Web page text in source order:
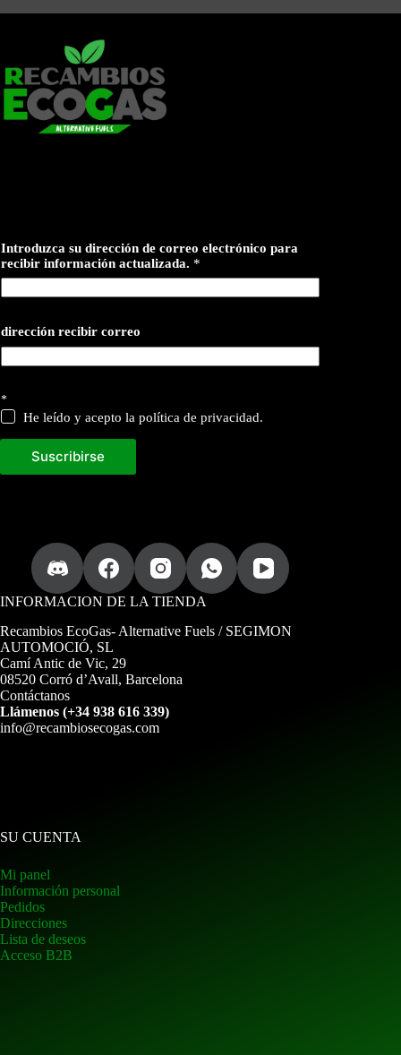
Introduzca su dirección de correo electrónico para
recibir información actualizada. *
dirección recibir correo
*
He leído y acepto la política de privacidad.
Suscribirse
INFORMACION DE LA TIENDA
Recambios EcoGas- Alternative Fuels / SEGIMON
AUTOMOCIÓ, SL
Camí Antic de Vic, 29
08520 Corró d’Avall, Barcelona
Contáctanos
Llámenos (+34 938 616 339)
info@recambiosecogas.com
SU CUENTA
Mi panel
Información personal
Pedidos
Direcciones
Lista de deseos
Acceso B2B